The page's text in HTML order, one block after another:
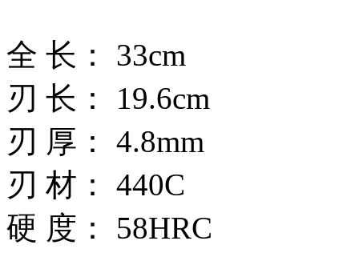
全 长： 33cm
刃 长： 19.6cm
刃 厚： 4.8mm
刃 材： 440C
硬 度： 58HRC